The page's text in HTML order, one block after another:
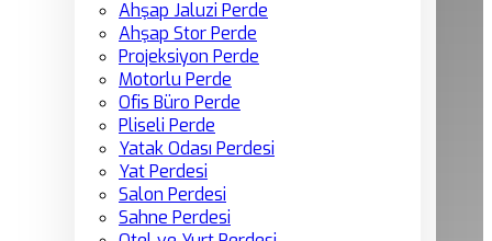
Ahşap Jaluzi Perde
Ahşap Stor Perde
Projeksiyon Perde
Motorlu Perde
Ofis Büro Perde
Pliseli Perde
Yatak Odası Perdesi
Yat Perdesi
Salon Perdesi
Sahne Perdesi